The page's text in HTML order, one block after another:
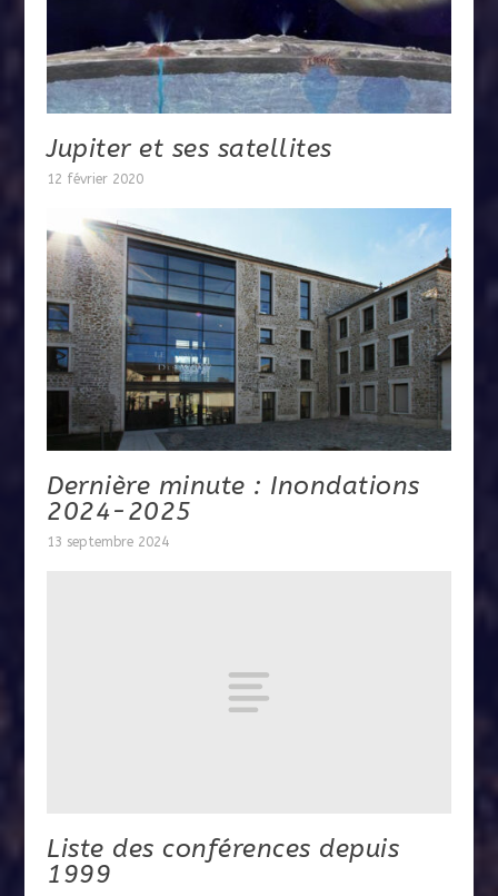
Jupiter et ses satellites
12 février 2020
Dernière minute : Inondations
2024-2025
13 septembre 2024
Liste des conférences depuis
1999